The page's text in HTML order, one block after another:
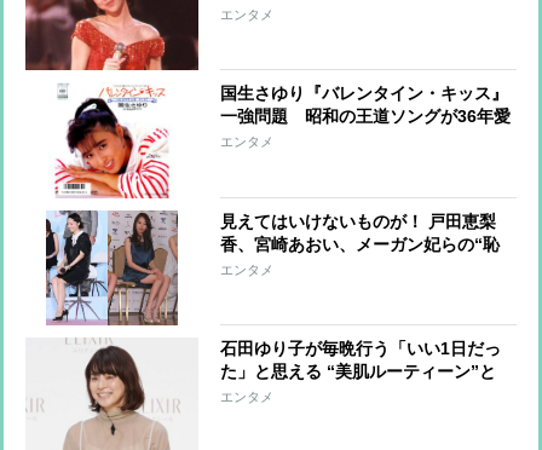
ん、三浦友和も
エンタメ
国生さゆり『バレンタイン・キッス』
一強問題 昭和の王道ソングが36年愛
されるワケ
エンタメ
見えてはいけないものが！ 戸田恵梨
香、宮崎あおい、メーガン妃らの“恥
ずかしい”写真
エンタメ
石田ゆり子が毎晩行う「いい1日だっ
た」と思える “美肌ルーティーン”と
は？
エンタメ